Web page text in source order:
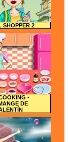
SHOPPER 2
-
DE